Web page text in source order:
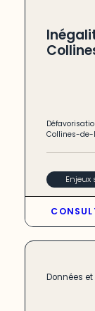
Collines-de-
Enjeux
Données